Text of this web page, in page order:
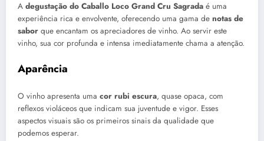
A degustação do Caballo Loco Grand Cru Sagrada é uma
experiência rica e envolvente, oferecendo uma gama de notas de
sabor que encantam os apreciadores de vinho. Ao servir este
vinho, sua cor profunda e intensa imediatamente chama a atenção.
Aparência
O vinho apresenta uma cor rubi escura, quase opaca, com
reflexos violáceos que indicam sua juventude e vigor. Esses
aspectos visuais são os primeiros sinais da qualidade que
podemos esperar.